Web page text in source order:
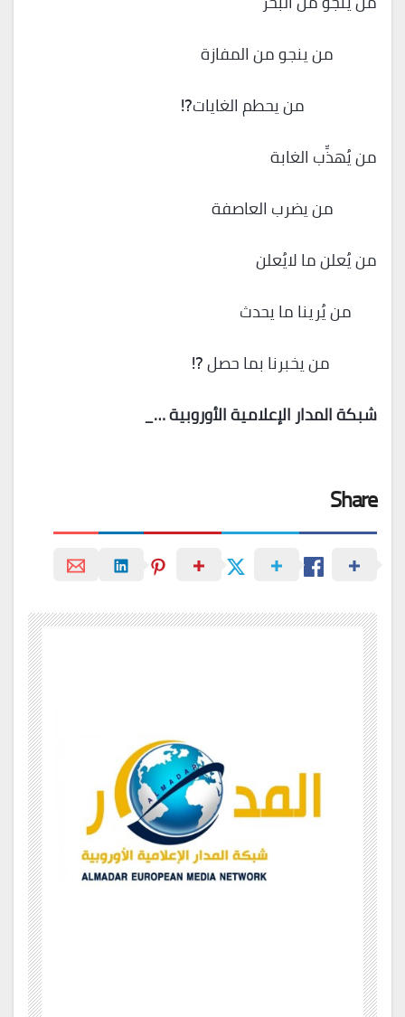
من ينجو من المفازة
من يحطم الغايات⁉️
من يُهذِّب الغابة
من يضرب العاصفة
من يُعلن ما لايُعلن
من يُرينا ما يحدث
من يخبرنا بما حصل ⁉️
شبكة المدار الإعلامية الأوروبية …_
Share